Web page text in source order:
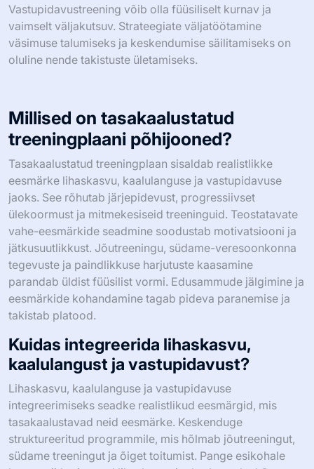
hõlbustada pikaajalist edu.
Lisaks mängib toitumine vastupidavuse soorituses
kriitilist rolli. Sportlased peavad mõistma oma
Lõpuks on vaimne vastupidavus hädavajalik.
Vastupidavustreening võib olla füüsiliselt kurnav ja
vaimselt väljakutsuv. Strateegiate väljatöötamine
väsimuse talumiseks ja keskendumise säilitamiseks on
oluline nende takistuste ületamiseks.
Millised on tasakaalustatud
treeningplaani põhijooned?
Tasakaalustatud treeningplaan sisaldab realistlikke
eesmärke lihaskasvu, kaalulanguse ja vastupidavuse
jaoks. See rõhutab järjepidevust, progressiivset
ülekoormust ja mitmekesiseid treeninguid. Teostatavate
vahe-eesmärkide seadmine soodustab motivatsiooni ja
jätkusuutlikkust. Jõutreeningu, südame-veresoonkonna
tegevuste ja paindlikkuse harjutuste kaasamine
parandab üldist füüsilist vormi. Edusammude jälgimine ja
eesmärkide kohandamine tagab pideva paranemise ja
takistab platood.